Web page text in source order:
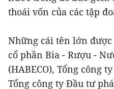
thoái vốn của các tập
Những cái tên lớn
cổ phần Bia - Rượu -
(HABECO), Tổng công
Tổng công ty Đầu tư